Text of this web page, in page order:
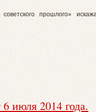
прошлого»
июля 2014 года.